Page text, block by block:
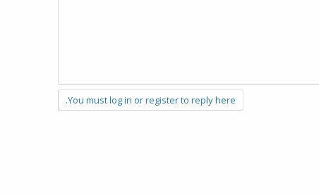
You must log in or register to reply here.